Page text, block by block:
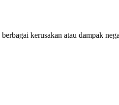
berbagai kerusakan atau dampak